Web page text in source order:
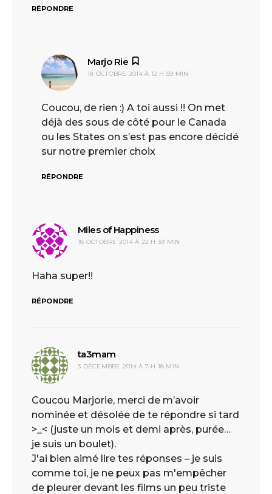
RÉPONDRE
Marjo Rie
18 OCTOBRE 2014 À 12 H 59 MIN
Coucou, de rien :) A toi aussi !! On met
déjà des sous de côté pour le Canada
ou les States on s’est pas encore décidé
sur notre premier choix
RÉPONDRE
Miles of Happinessdit :
18 OCTOBRE 2014 À 22 H 39 MIN
Haha super!!
RÉPONDRE
ta3mam
3 DÉCEMBRE 2014 À 7 H 18 MIN
Coucou Marjorie, merci de m’avoir
nominée et désolée de te répondre si tard
>_< (juste un mois et demi après, purée…
je suis un boulet).
J'ai bien aimé lire tes réponses – je suis
comme toi, je ne peux pas m'empêcher
de pleurer devant les films un peu triste